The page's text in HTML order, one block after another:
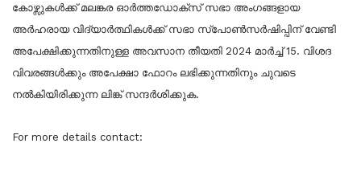
കോഴ്സുകൾക്ക് മലങ്കര ഓർത്തഡോക്സ് സഭാ അംഗങ്ങളായ
അർഹരായ വിദ്യാർത്ഥികൾക്ക് സഭാ സ്പോൺസർഷിപ്പിന് വേണ്ടി
അപേക്ഷിക്കുന്നതിനുള്ള അവസാന തീയതി 2024 മാർച്ച് 15. വിശദ
വിവരങ്ങൾക്കും അപേക്ഷാ ഫോറം ലഭിക്കുന്നതിനും ചുവടെ
നൽകിയിരിക്കുന്ന ലിങ്ക് സന്ദർശിക്കുക.
For more details contact: